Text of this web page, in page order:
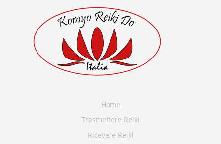
Home
Trasmettere Reiki
Ricevere Reiki